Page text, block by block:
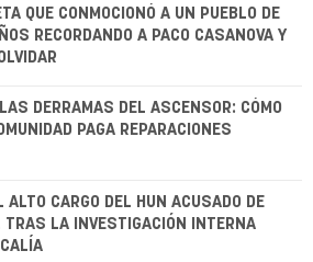
QUE CONMOCIONÓ A UN PUEBLO DE
RECORDANDO A PACO CASANOVA Y
DERRAMAS DEL ASCENSOR: CÓMO
PAGA REPARACIONES
ALTO CARGO DEL HUN ACUSADO DE
TRAS LA INVESTIGACIÓN INTERNA